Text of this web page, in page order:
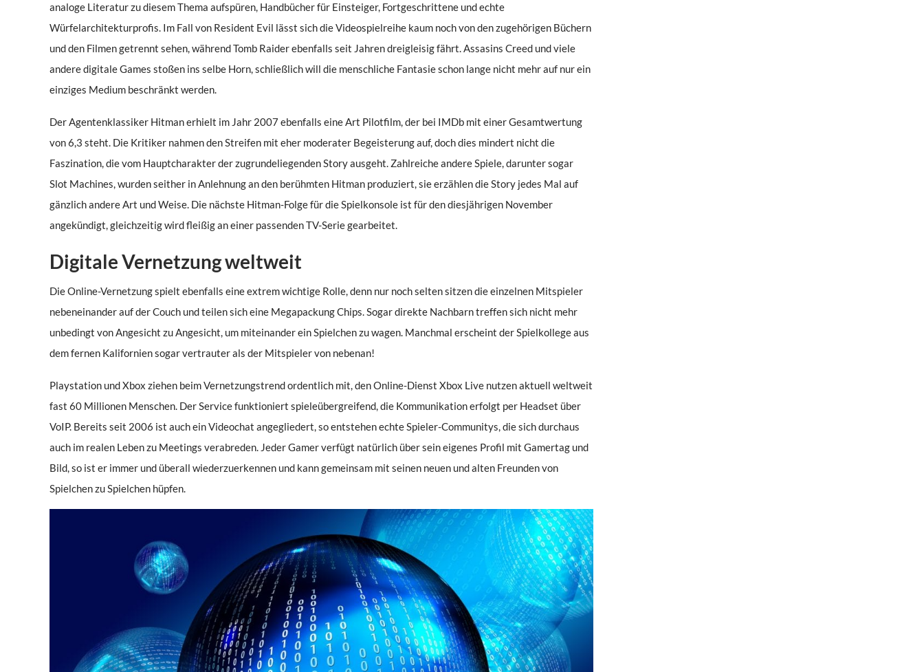
analoge Literatur zu diesem Thema aufspüren, Handbücher für Einsteiger, Fortgeschrittene und echte
Würfelarchitekturprofis. Im Fall von Resident Evil lässt sich die Videospielreihe kaum noch von den zugehörigen Büchern
und den Filmen getrennt sehen, während Tomb Raider ebenfalls seit Jahren dreigleisig fährt. Assasins Creed und viele
andere digitale Games stoßen ins selbe Horn, schließlich will die menschliche Fantasie schon lange nicht mehr auf nur ein
einziges Medium beschränkt werden.
Der Agentenklassiker Hitman erhielt im Jahr 2007 ebenfalls eine Art Pilotfilm, der bei IMDb mit einer Gesamtwertung
von 6,3 steht. Die Kritiker nahmen den Streifen mit eher moderater Begeisterung auf, doch dies mindert nicht die
Faszination, die vom Hauptcharakter der zugrundeliegenden Story ausgeht. Zahlreiche andere Spiele, darunter sogar
Slot Machines, wurden seither in Anlehnung an den berühmten Hitman produziert, sie erzählen die Story jedes Mal auf
gänzlich andere Art und Weise. Die nächste Hitman-Folge für die Spielkonsole ist für den diesjährigen November
angekündigt, gleichzeitig wird fleißig an einer passenden TV-Serie gearbeitet.
Digitale Vernetzung weltweit
Die Online-Vernetzung spielt ebenfalls eine extrem wichtige Rolle, denn nur noch selten sitzen die einzelnen Mitspieler
nebeneinander auf der Couch und teilen sich eine Megapackung Chips. Sogar direkte Nachbarn treffen sich nicht mehr
unbedingt von Angesicht zu Angesicht, um miteinander ein Spielchen zu wagen. Manchmal erscheint der Spielkollege aus
dem fernen Kalifornien sogar vertrauter als der Mitspieler von nebenan!
Playstation und Xbox ziehen beim Vernetzungstrend ordentlich mit, den Online-Dienst Xbox Live nutzen aktuell weltweit
fast 60 Millionen Menschen. Der Service funktioniert spieleübergreifend, die Kommunikation erfolgt per Headset über
VoIP. Bereits seit 2006 ist auch ein Videochat angegliedert, so entstehen echte Spieler-Communitys, die sich durchaus
auch im realen Leben zu Meetings verabreden. Jeder Gamer verfügt natürlich über sein eigenes Profil mit Gamertag und
Bild, so ist er immer und überall wiederzuerkennen und kann gemeinsam mit seinen neuen und alten Freunden von
Spielchen zu Spielchen hüpfen.